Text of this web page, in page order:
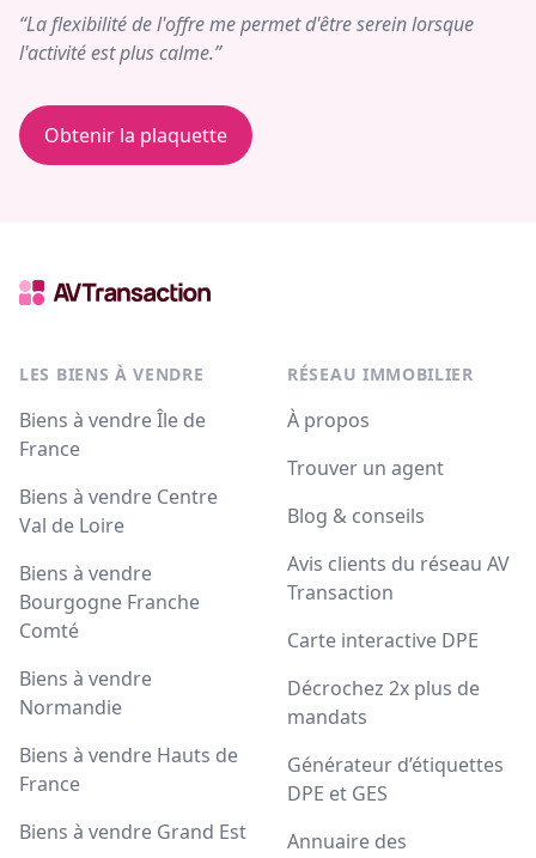
“La flexibilité de l'offre me permet d'être serein lorsque
l'activité est plus calme.”
Obtenir la plaquette
LES BIENS À VENDRE
Biens à vendre Île de
France
Biens à vendre Centre
Val de Loire
Biens à vendre
Bourgogne Franche
Comté
Biens à vendre
Normandie
Biens à vendre Hauts de
France
Biens à vendre Grand Est
RÉSEAU IMMOBILIER
À propos
Trouver un agent
Blog & conseils
Avis clients du réseau AV
Transaction
Carte interactive DPE
Décrochez 2x plus de
mandats
Générateur d’étiquettes
DPE et GES
Annuaire des